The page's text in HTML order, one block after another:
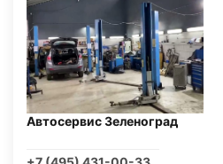
Автосервис Зеленоград